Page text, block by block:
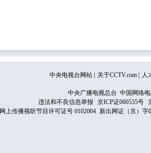
中央电视台网站 关于CCTV.com 人
中央广播电视总台 中国网络
违法和不良信息举报
京ICP证060535号
网上传播视听节目许可证号 0102004 新出网证（京）